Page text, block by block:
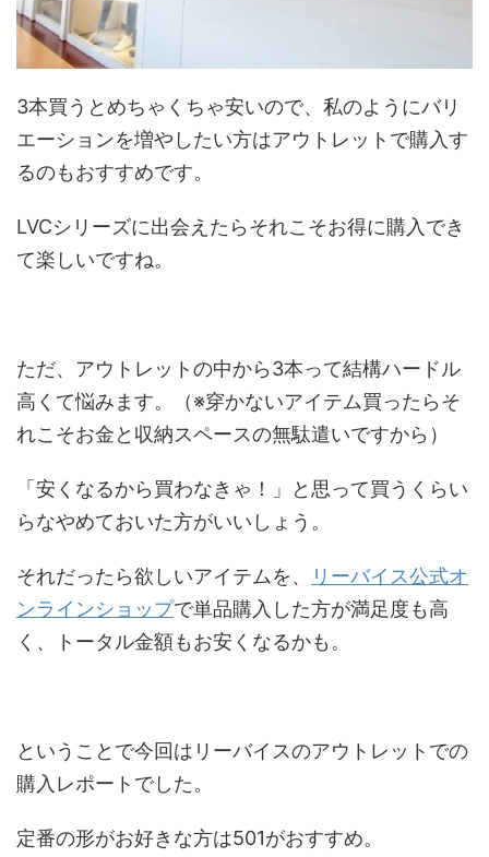
3本買うとめちゃくちゃ安いので、私のようにバリ
エーションを増やしたい方はアウトレットで購入す
るのもおすすめです。
LVCシリーズに出会えたらそれこそお得に購入でき
て楽しいですね。
ただ、アウトレットの中から3本って結構ハードル
高くて悩みます。（※穿かないアイテム買ったらそ
れこそお金と収納スペースの無駄遣いですから）
「安くなるから買わなきゃ！」と思って買うくらい
らなやめておいた方がいいしょう。
それだったら欲しいアイテムを、
リーバイス公式オ
ンラインショップで単品購入した方が満足度も高
く、トータル金額もお安くなるかも。
ということで今回はリーバイスのアウトレットでの
購入レポートでした。
定番の形がお好きな方は501がおすすめ。